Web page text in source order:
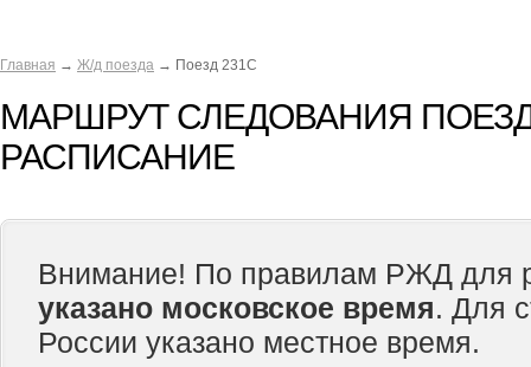
Главная → Ж/д поезда → Поезд 231С
МАРШРУТ СЛЕДОВАНИЯ
РАСПИСАНИЕ
Внимание! По правилам РЖД для
указано московское время. Для
России указано местное время.